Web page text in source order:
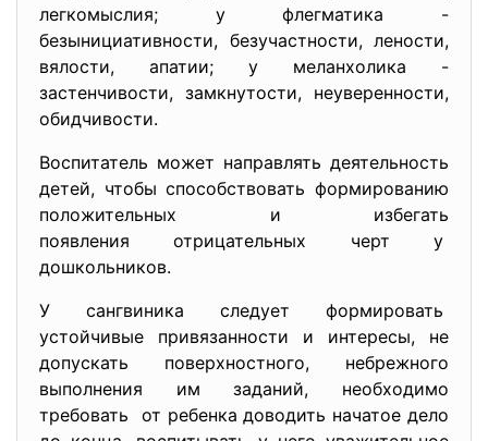
легкомыслия; у флегматика -
безынициативности, безучастности, лености,
вялости, апатии; у меланхолика -
застенчивости, замкнутости, неуверенности,
обидчивости.
Воспитатель может направлять деятельность
детей, чтобы способствовать формированию
положительных и избегать
появления отрицательных черт у
дошкольников.
У сангвиника следует формировать
устойчивые привязанности и интересы, не
допускать поверхностного, небрежного
выполнения им заданий, необходимо
требовать от ребенка доводить начатое дело